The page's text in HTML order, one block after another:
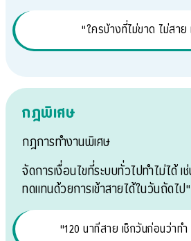
"ใครบ้างที่ไม่ขาด ไม่สาย
กฎพิเศษ
กฎการทำงานพิเศษ
จัดการเงื่อนไขที่ระบบทั่วไปทำไม่ได้
ทดแทนด้วยการเข้าสายได้ในวันถัดไ
"120 นาทีสาย เช็กวันก่อนว่าท